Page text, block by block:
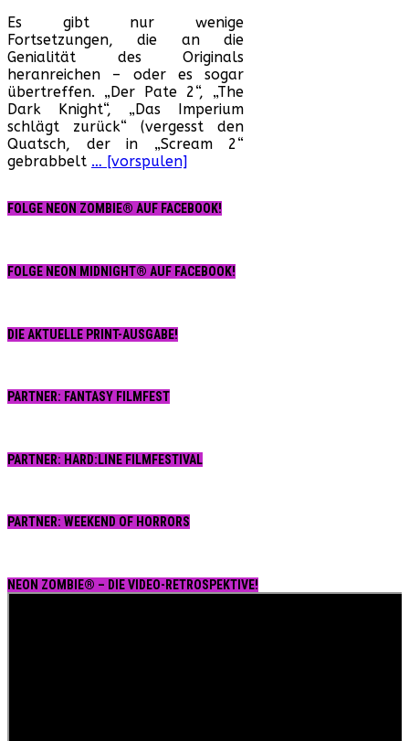
Es gibt nur wenige
Fortsetzungen, die an die
Genialität des Originals
heranreichen – oder es sogar
übertreffen. „Der Pate 2“, „The
Dark Knight“, „Das Imperium
schlägt zurück“ (vergesst den
Quatsch, der in „Scream 2“
gebrabbelt … [vorspulen]
FOLGE NEON ZOMBIE® AUF FACEBOOK!
FOLGE NEON MIDNIGHT® AUF FACEBOOK!
DIE AKTUELLE PRINT-AUSGABE!
PARTNER: FANTASY FILMFEST
PARTNER: HARD:LINE FILMFESTIVAL
PARTNER: WEEKEND OF HORRORS
NEON ZOMBIE® – DIE VIDEO-RETROSPEKTIVE!